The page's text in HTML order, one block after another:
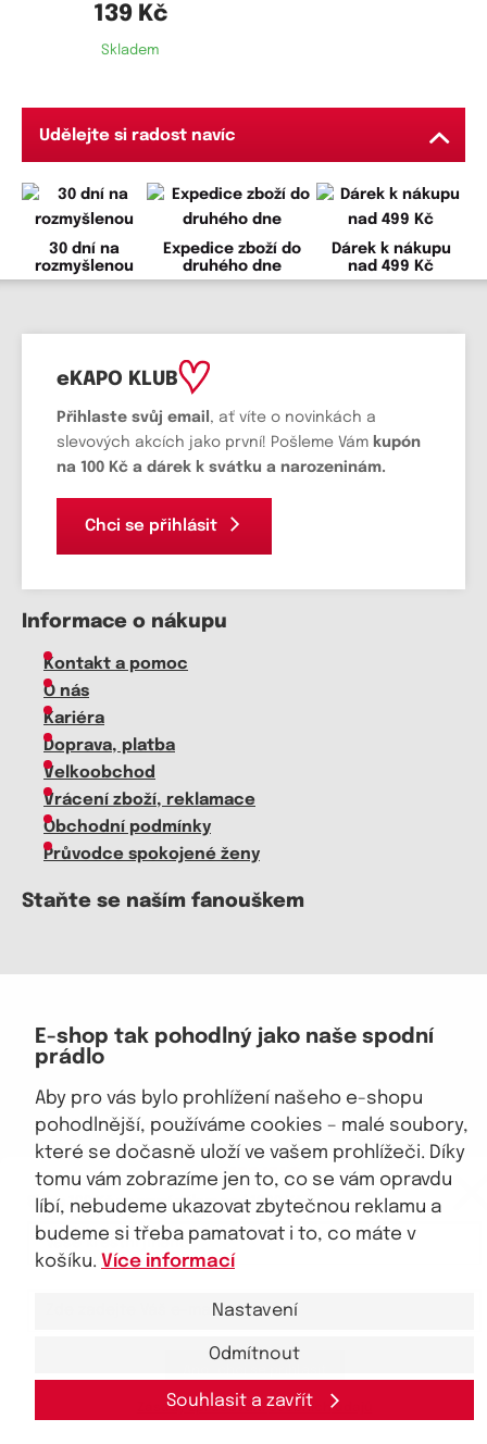
E-shop tak pohodlný jako naše spodní
prádlo
Aby pro vás bylo prohlížení našeho e-shopu
pohodlnější, používáme cookies – malé soubory,
které se dočasně uloží ve vašem prohlížeči. Díky
tomu vám zobrazíme jen to, co se vám opravdu
líbí, nebudeme ukazovat zbytečnou reklamu a
budeme si třeba pamatovat i to, co máte v
košíku. Více informací
Nastavení
Odmítnout
Souhlasit a zavřít
139 Kč
Skladem
Udělejte si radost navíc
30 dní na
rozmyšlenou
Expedice zboží do
druhého dne
Dárek k nákupu
nad 499 Kč
eKAPO KLUB
Přihlaste svůj email , ať víte o novinkách a
slevových akcích jako první! Pošleme Vám kupón
na 100 Kč a dárek k svátku a narozeninám.
Chci se přihlásit
Informace o nákupu
Kontakt a pomoc
O nás
Kariéra
Doprava, platba
Velkoobchod
Vrácení zboží, reklamace
Obchodní podmínky
Průvodce spokojené ženy
Staňte se naším fanouškem
Jsme důvěryhodný obchod
© 2026, eKAPO
Úvodní stranaObchodní podmínkyGDPR Mapa stránekKontakt a pomoc
eKAPO KLUB
Sleva 100 Kč na první nákupnad 1000 Kč
Zásady zpracováníosobníchúdajů